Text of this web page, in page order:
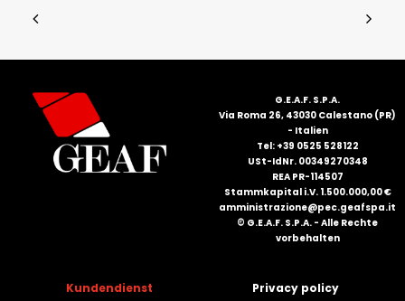
G.E.A.F. S.P.A.
Via Roma 26, 43030 Calestano (PR)
- Italien
Tel: +39 0525 528122
USt-IdNr. 00349270348
REA PR-114507
Stammkapital i.V. 1.500.000,00 €
amministrazione@pec.geafspa.it
© G.E.A.F. S.P.A. - Alle Rechte
vorbehalten
Kundendienst Privacy policy